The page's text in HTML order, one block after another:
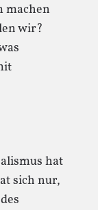
machen
wir?
hat
sich nur,